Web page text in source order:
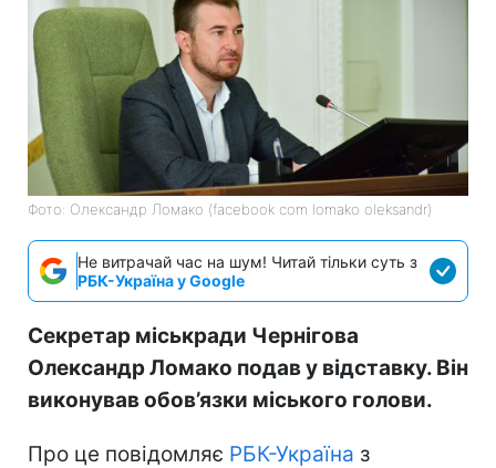
Фото: Олександр Ломако (facebook com lomako oleksandr)
Не витрачай час на шум! Читай тільки суть з
РБК-Україна у Google
Секретар міськради Чернігова
Олександр Ломако подав у відставку. Він
виконував обов’язки міського голови.
Про це повідомляє РБК-Україна з